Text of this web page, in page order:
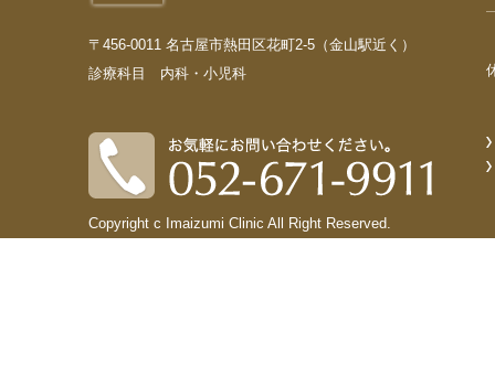
〒456-0011 名古屋市熱田区花町2-5（金山駅近く）
診療科目 内科・小児科
Copyright c Imaizumi Clinic All Right Reserved.